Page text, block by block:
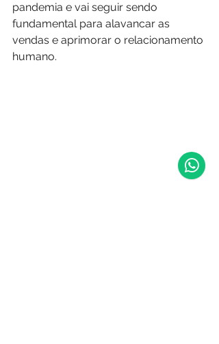
pandemia e vai seguir sendo
fundamental para alavancar as
vendas e aprimorar o relacionamento
humano.